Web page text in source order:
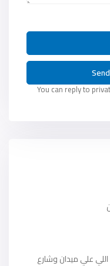
علي ميدان وشارع
You can reply to